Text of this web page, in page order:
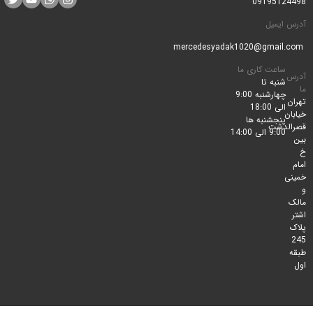
ساعت کاری ما
شنبه تا
چهارشنبه 9:00
الی 18:00
پنجشنبه ها
9:00 الی 14:00